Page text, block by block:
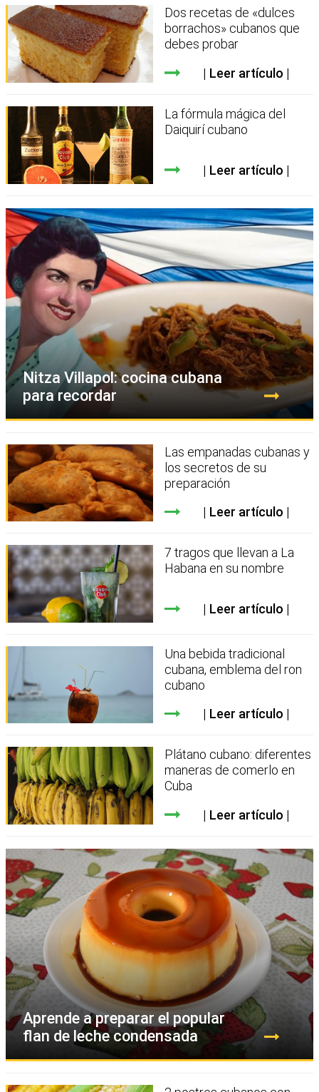
Dos recetas de «dulces
borrachos» cubanos que
debes probar
Leer artículo
La fórmula mágica del
Daiquirí cubano
Leer artículo
Nitza Villapol: cocina cubana
para recordar
Las empanadas cubanas y
los secretos de su
preparación
Leer artículo
7 tragos que llevan a La
Habana en su nombre
Leer artículo
Una bebida tradicional
cubana, emblema del ron
cubano
Leer artículo
Plátano cubano: diferentes
maneras de comerlo en
Cuba
Leer artículo
Aprende a preparar el popular
flan de leche condensada